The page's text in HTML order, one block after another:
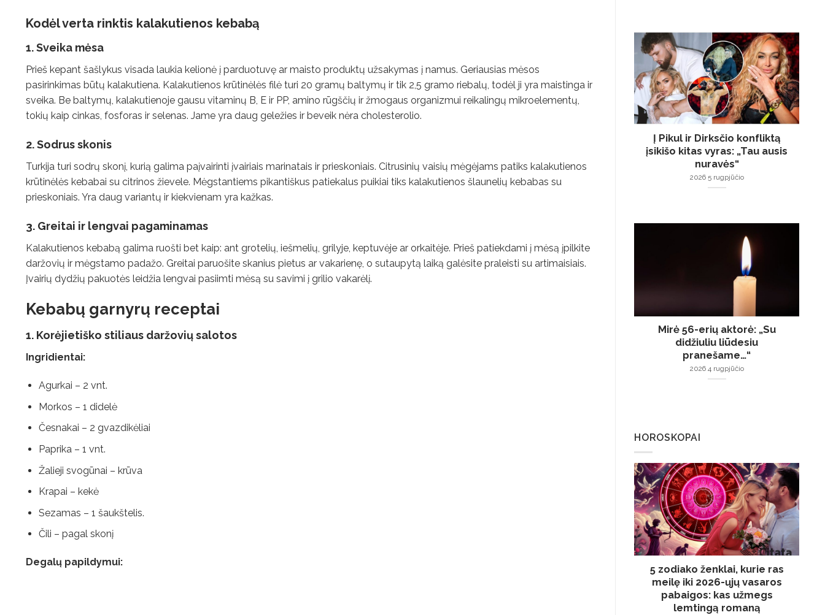
Kodėl verta rinktis kalakutienos kebabą
1. Sveika mėsa
Prieš kepant šašlykus visada laukia kelionė į parduotuvę ar maisto produktų užsakymas į namus. Geriausias mėsos
pasirinkimas būtų kalakutiena. Kalakutienos krūtinėlės filė turi 20 gramų baltymų ir tik 2,5 gramo riebalų, todėl ji yra maistinga ir
sveika. Be baltymų, kalakutienoje gausu vitaminų B, E ir PP, amino rūgščių ir žmogaus organizmui reikalingų mikroelementų,
tokių kaip cinkas, fosforas ir selenas. Jame yra daug geležies ir beveik nėra cholesterolio.
2. Sodrus skonis
Turkija turi sodrų skonį, kurią galima paįvairinti įvairiais marinatais ir prieskoniais. Citrusinių vaisių mėgėjams patiks kalakutienos
krūtinėlės kebabai su citrinos žievele. Mėgstantiems pikantiškus patiekalus puikiai tiks kalakutienos šlaunelių kebabas su
prieskoniais. Yra daug variantų ir kiekvienam yra kažkas.
3. Greitai ir lengvai pagaminamas
Kalakutienos kebabą galima ruošti bet kaip: ant grotelių, iešmelių, grilyje, keptuvėje ar orkaitėje. Prieš patiekdami į mėsą įpilkite
daržovių ir mėgstamo padažo. Greitai paruošite skanius pietus ar vakarienę, o sutaupytą laiką galėsite praleisti su artimaisiais.
Įvairių dydžių pakuotės leidžia lengvai pasiimti mėsą su savimi į grilio vakarėlį.
Kebabų garnyrų receptai
1. Korėjietiško stiliaus daržovių salotos
Ingridientai:
Agurkai – 2 vnt.
Morkos – 1 didelė
Česnakai – 2 gvazdikėliai
Paprika – 1 vnt.
Žalieji svogūnai – krūva
Krapai – kekė
Sezamas – 1 šaukštelis.
Čili – pagal skonį
Degalų papildymui:
Į Pikul ir Dirksčio konfliktą
įsikišo kitas vyras: „Tau ausis
nuravės“
2026 5 rugpjūčio
Mirė 56-erių aktorė: „Su
didžiuliu liūdesiu
pranešame…“
2026 4 rugpjūčio
HOROSKOPAI
5 zodiako ženklai, kurie ras
meilę iki 2026-ųjų vasaros
pabaigos: kas užmegs
lemtingą romaną